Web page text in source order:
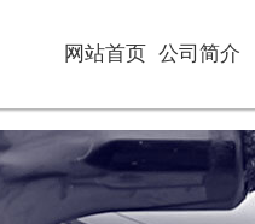
网站首页 公司简介